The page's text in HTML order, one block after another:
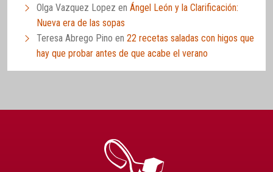
Olga Vazquez Lopez en Ángel León y la Clarificación:
Nueva era de las sopas
Teresa Abrego Pino en 22 recetas saladas con higos que
hay que probar antes de que acabe el verano